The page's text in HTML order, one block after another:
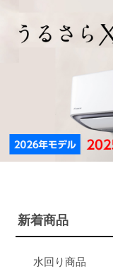
新着商品
水回り商品